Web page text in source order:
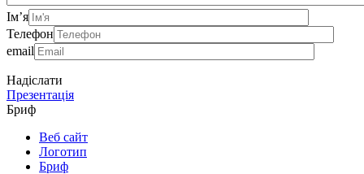
Ім’я
Телефон
email
Надіслати
Презентація
Бриф
Веб сайт
Логотип
Бриф